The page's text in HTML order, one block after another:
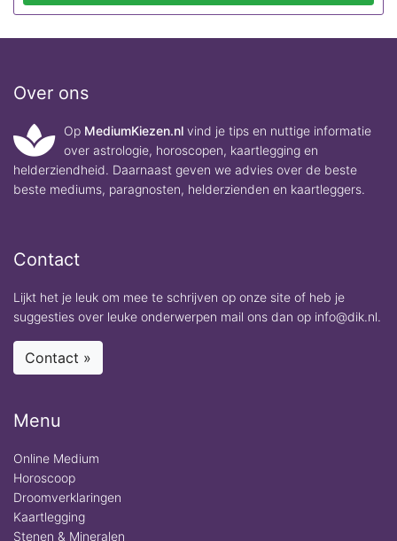
Over ons
Op MediumKiezen.nl vind je tips en nuttige informatie
over astrologie, horoscopen, kaartlegging en
helderziendheid. Daarnaast geven we advies over de beste
beste mediums, paragnosten, helderzienden en kaartleggers.
Contact
Lijkt het je leuk om mee te schrijven op onze site of heb je
suggesties over leuke onderwerpen mail ons dan op info@dik.nl.
Contact »
Menu
Online Medium
Horoscoop
Droomverklaringen
Kaartlegging
Stenen & Mineralen